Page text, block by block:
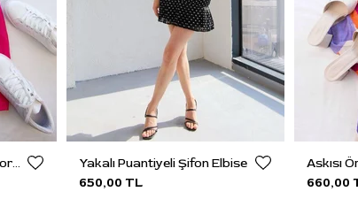
Polo Yaka Kol Şerit Kaşkorse Elbise
Yakalı Puantiyeli Şifon Elbise
650,00 TL
660,00